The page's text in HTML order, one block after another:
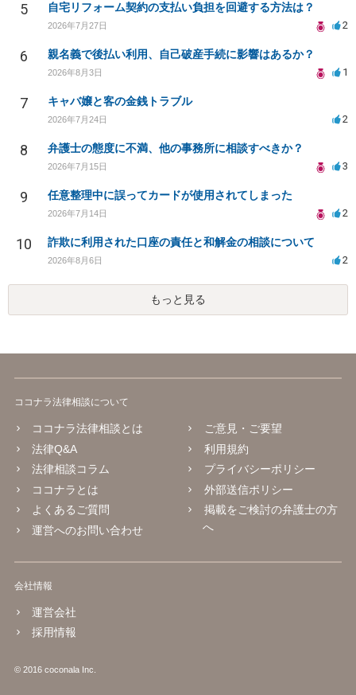
5 自宅リフォーム契約の支払い負担を回避する方法は？
2026年7月27日 2
6 親名義で後払い利用、自己破産手続に影響はあるか？
2026年8月3日 1
7 キャバ嬢と客の金銭トラブル
2026年7月24日 2
8 弁護士の態度に不満、他の事務所に相談すべきか？
2026年7月15日 3
9 任意整理中に誤ってカードが使用されてしまった
2026年7月14日 2
10 詐欺に利用された口座の責任と和解金の相談について
2026年8月6日 2
もっと見る
ココナラ法律相談について
ココナラ法律相談とは
法律Q&A
法律相談コラム
ココナラとは
よくあるご質問
運営へのお問い合わせ
ご意見・ご要望
利用規約
プライバシーポリシー
外部送信ポリシー
掲載をご検討の弁護士の方
へ
会社情報
運営会社
採用情報
© 2016 coconala Inc.